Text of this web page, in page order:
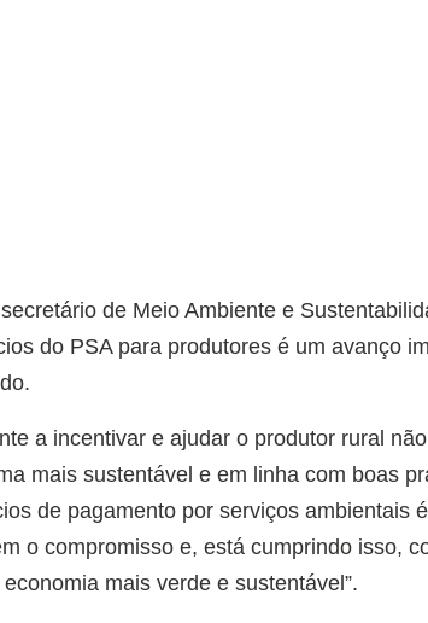
de Meio Ambiente e
do PSA para produtores é um avanço
a incentivar e ajudar o produtor rural
mais sustentável e em linha com boas
de pagamento por serviços ambientais
o compromisso e, está cumprindo isso,
mais verde e sustentável”.